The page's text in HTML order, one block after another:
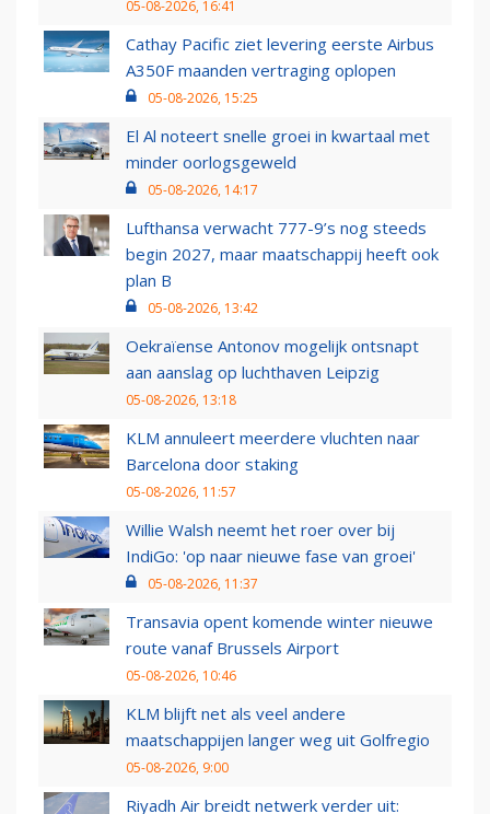
05-08-2026, 16:41
Cathay Pacific ziet levering eerste Airbus
A350F maanden vertraging oplopen
05-08-2026, 15:25
El Al noteert snelle groei in kwartaal met
minder oorlogsgeweld
05-08-2026, 14:17
Lufthansa verwacht 777-9’s nog steeds
begin 2027, maar maatschappij heeft ook
plan B
05-08-2026, 13:42
Oekraïense Antonov mogelijk ontsnapt
aan aanslag op luchthaven Leipzig
05-08-2026, 13:18
KLM annuleert meerdere vluchten naar
Barcelona door staking
05-08-2026, 11:57
Willie Walsh neemt het roer over bij
IndiGo: 'op naar nieuwe fase van groei'
05-08-2026, 11:37
Transavia opent komende winter nieuwe
route vanaf Brussels Airport
05-08-2026, 10:46
KLM blijft net als veel andere
maatschappijen langer weg uit Golfregio
05-08-2026, 9:00
Riyadh Air breidt netwerk verder uit: